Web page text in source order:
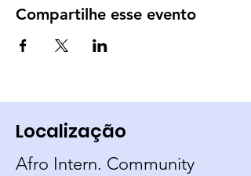
Compartilhe esse evento
Localização
Afro Intern. Community